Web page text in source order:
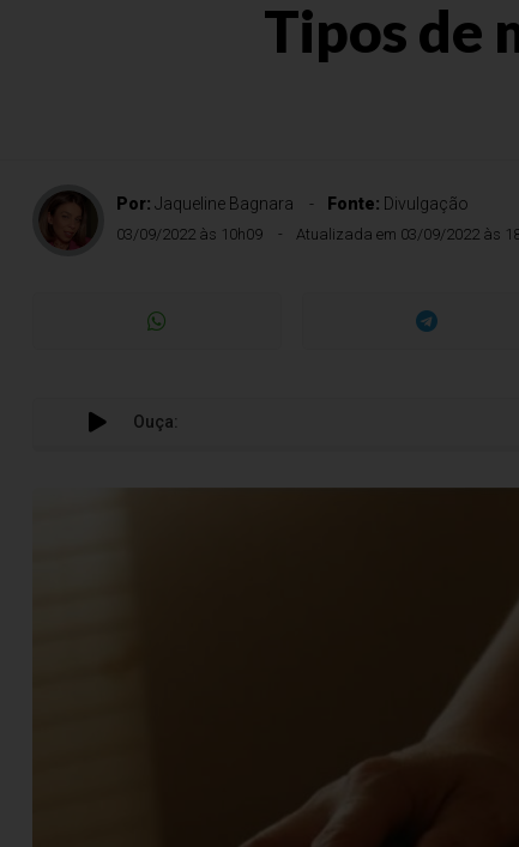
Tipos de
Por: Jaqueline Bagnara Fonte: Divulgação
03/09/2022 às 10h09 Atualizada em 03/09/2022 às
Ouça: